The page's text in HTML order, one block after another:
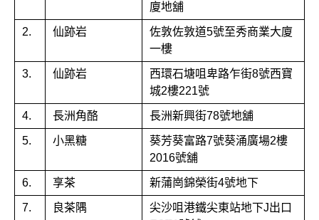
廈地舖
2. 仙跡岩
佐敦佐敦道5號至秀商業大廈
一樓
3. 仙跡岩
西環石塘咀卑路乍街8號西寶
城2樓221號
4. 長洲角酪 長洲新興街78號地舖
5. 小黑糖
葵芳葵富路7號葵涌廣場2樓
2016號舖
6. 享茶 新蒲崗錦榮街4號地下
7. 良茶隅
尖沙咀港鐵尖東站地下J出口